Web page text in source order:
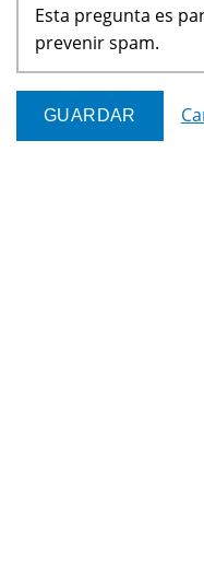
Esta pregunta es
prevenir spam.